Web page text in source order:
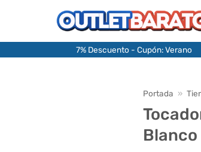
7% Descuento - Cupón: Verano
Portada »
Blanco